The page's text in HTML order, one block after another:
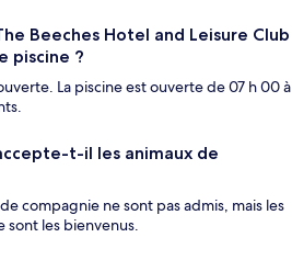
Beeches Hotel and Leisure Club
piscine ?
La piscine est ouverte de 07 h 00 à
t-il les animaux de
compagnie ne sont pas admis, mais les
sont les bienvenus.